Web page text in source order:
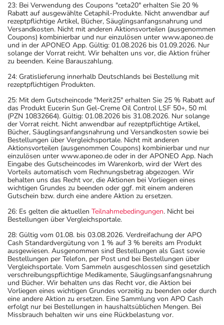
23: Bei Verwendung des Coupons "ceta20" erhalten Sie 20 %
Rabatt auf ausgewählte Cetaphil-Produkte. Nicht anwendbar auf
rezeptpflichtige Artikel, Bücher, Säuglingsanfangsnahrung und
Versandkosten. Nicht mit anderen Aktionsvorteilen (ausgenommen
Coupons) kombinierbar und nur einzulösen unter www.aponeo.de
und in der APONEO App. Gültig: 01.08.2026 bis 01.09.2026. Nur
solange der Vorrat reicht. Wir behalten uns vor, die Aktion früher
zu beenden. Keine Barauszahlung.
24: Gratislieferung innerhalb Deutschlands bei Bestellung mit
rezeptpflichtigen Produkten.
25: Mit dem Gutscheincode "Merit25" erhalten Sie 25 % Rabatt auf
das Produkt Eucerin Sun Gel-Creme Oil Control LSF 50+, 50 ml
(PZN 10832664). Gültig: 01.08.2026 bis 31.08.2026. Nur solange
der Vorrat reicht. Nicht anwendbar auf rezeptpflichtige Artikel,
Bücher, Säuglingsanfangsnahrung und Versandkosten sowie bei
Bestellungen über Vergleichsportale. Nicht mit anderen
Aktionsvorteilen (ausgenommen Coupons) kombinierbar und nur
einzulösen unter www.aponeo.de oder in der APONEO App. Nach
Eingabe des Gutscheincodes im Warenkorb, wird der Wert des
Vorteils automatisch vom Rechnungsbetrag abgezogen. Wir
behalten uns das Recht vor, die Aktionen bei Vorliegen eines
wichtigen Grundes zu beenden oder ggf. mit einem anderen
Gutschein bzw. durch eine andere Aktion zu ersetzen.
26: Es gelten die aktuellen Teilnahmebedingungen. Nicht bei
Bestellungen über Vergleichsportale.
28: Gültig vom 01.08. bis 03.08.2026. Verdreifachung der APO
Cash Standardvergütung von 1 % auf 3 % bereits am Produkt
ausgewiesen. Ausgenommen sind Bestellungen als Gast sowie
Bestellungen per Telefon, per Post und bei Bestellungen über
Vergleichsportale. Vom Sammeln ausgeschlossen sind gesetzlich
verschreibungspflichtige Medikamente, Säuglingsanfangsnahrung
und Bücher. Wir behalten uns das Recht vor, die Aktion bei
Vorliegen eines wichtigen Grundes vorzeitig zu beenden oder durch
eine andere Aktion zu ersetzen. Eine Sammlung von APO Cash
erfolgt nur bei Bestellungen in haushaltsüblichen Mengen. Bei
Missbrauch behalten wir uns eine Rückbelastung vor.